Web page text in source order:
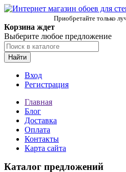
Приобретайте только
Корзина ждет
Выберите любое предложение
Найти
Вход
Регистрация
Главная
Блог
Доставка
Оплата
Контакты
Карта сайта
Каталог предложений